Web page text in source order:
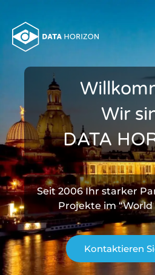
Wir
DATA
Seit 2006 Ihr starker
Projekte im “World
Kontaktieren